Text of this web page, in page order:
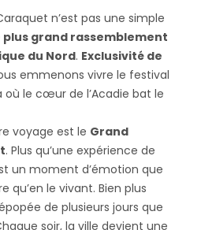
n’est pas une simple
plus grand rassemblement
du Nord. Exclusivité de
emmenons vivre le festival
où le cœur de l’Acadie bat le
voyage est le Grand
. Plus qu’une expérience de
un moment d’émotion que
qu’en le vivant. Bien plus
de plusieurs jours que
soir, la ville devient une